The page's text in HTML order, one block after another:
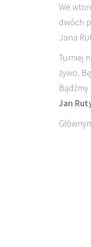
We
dwóch
Jana
Turniej
żywo.
Jan